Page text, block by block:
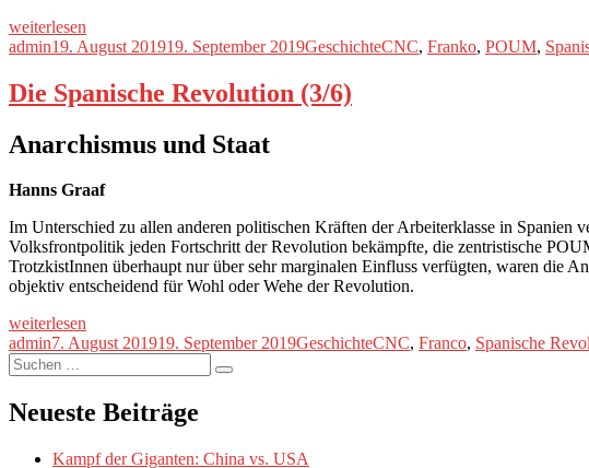
„Die
Spanische
(4/6)“
weiterlesen
Autor
adminVeröffentlicht
19. August 201919. September 2019Kategorien
GeschichteSchlagwörter
CNC, Franko, POUM,
Die Spanische Revolution (3/6)
Anarchismus und Staat
Hanns Graaf
Im Unterschied zu allen anderen politischen Kräften der Arbeiterklasse in Spanien
Volksfrontpolitik jeden Fortschritt der Revolution bekämpfte, die zentristische
TrotzkistInnen überhaupt nur über sehr marginalen Einfluss verfügten, waren die
objektiv entscheidend für Wohl oder Wehe der Revolution.
„Die
Spanische
Revolution
(3/6)“
weiterlesen
Autor
adminVeröffentlicht
am
7. August 201919. September 2019Kategorien
GeschichteSchlagwörter
CNC, Franco, Spanische
Suche
nach:
Suchen
Neueste Beiträge
Kampf der Giganten: China vs. USA